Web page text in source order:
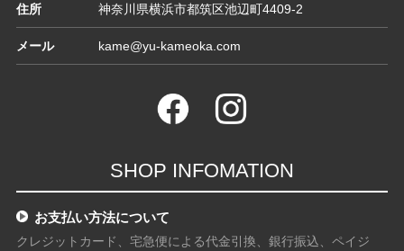
住所 神奈川県横浜市都筑区池辺町4409-2
メール kame@yu-kameoka.com
SHOP INFOMATION
お支払い方法について
クレジットカード、宅急便による代金引換、銀行振込、ペイジ